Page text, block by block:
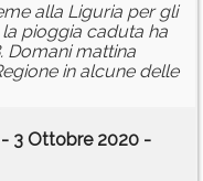
alla Liguria per gli
pioggia caduta ha
Domani mattina
in alcune delle
3 Ottobre 2020 -